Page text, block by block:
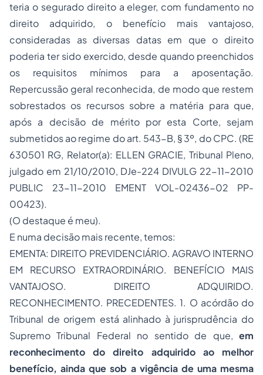
teria o segurado direito a eleger, com fundamento no
direito adquirido, o benefício mais vantajoso,
consideradas as diversas datas em que o direito
poderia ter sido exercido, desde quando preenchidos
os requisitos mínimos para a aposentação.
Repercussão geral reconhecida, de modo que restem
sobrestados os recursos sobre a matéria para que,
após a decisão de mérito por esta Corte, sejam
submetidos ao regime do art. 543-B, § 3º, do CPC. (RE
630501 RG, Relator(a): ELLEN GRACIE, Tribunal Pleno,
julgado em 21/10/2010, DJe-224 DIVULG 22-11-2010
PUBLIC 23-11-2010 EMENT VOL-02436-02 PP-
00423).
(O destaque é meu).
E numa decisão mais recente, temos:
EMENTA: DIREITO PREVIDENCIÁRIO. AGRAVO INTERNO
EM RECURSO EXTRAORDINÁRIO. BENEFÍCIO MAIS
VANTAJOSO. DIREITO ADQUIRIDO.
RECONHECIMENTO. PRECEDENTES. 1. O acórdão do
Tribunal de origem está alinhado à jurisprudência do
Supremo Tribunal Federal no sentido de que, em
reconhecimento do direito adquirido ao melhor
benefício, ainda que sob a vigência de uma mesma